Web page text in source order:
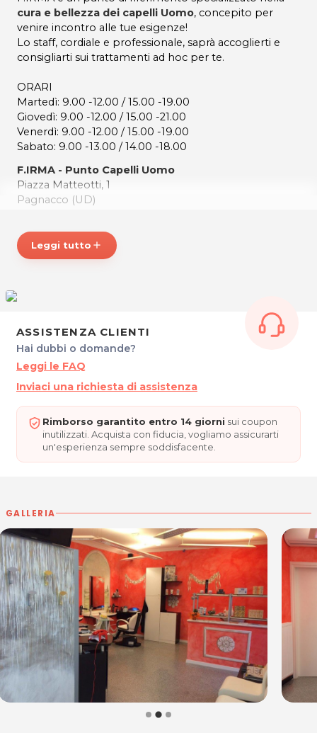
cura e bellezza dei capelli Uomo, concepito per
venire incontro alle tue esigenze!
Lo staff, cordiale e professionale, saprà accoglierti e
consigliarti sui trattamenti ad hoc per te.
ORARI
Martedì: 9.00 -12.00 / 15.00 -19.00
Giovedì: 9.00 -12.00 / 15.00 -21.00
Venerdì: 9.00 -12.00 / 15.00 -19.00
Sabato: 9.00 -13.00 / 14.00 -18.00
F.IRMA - Punto Capelli Uomo
Piazza Matteotti, 1
Pagnacco (UD)
Tel. 04321712215
Per ulteriori informazioni sull'offerta o sulle modalità di
Leggi tutto add
ASSISTENZA CLIENTI
Hai dubbi o domande?
Leggi le FAQ
Inviaci una richiesta di assistenza
Rimborso garantito entro 14 giorni sui coupon
inutilizzati. Acquista con fiducia, vogliamo assicurarti
un'esperienza sempre soddisfacente.
GALLERIA